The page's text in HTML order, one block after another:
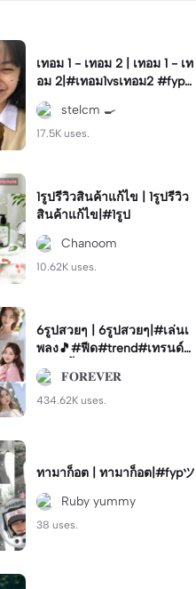
เทอม 1 - เทอม 2 | เทอม 1 - เท
อม 2|#เทอม1vsเทอม2 #fyp
#foryoupage #trend #xyzb
ca
stelcm 🍳
17.5K uses.
1รูปรีวิวสินค้าแก้ไข | 1รูปรีวิว
สินค้าแก้ไข|#1รูป
Chanoom
10.62K uses.
6รูปสวยๆ | 6รูปสวยๆ|#เล่นเ
พลง🎵#ฟีด#trend#เทรนด์ข
องวันนี้
𝐅𝐎𝐑𝐄𝐕𝐄𝐑
434.62K uses.
ทามาก็อต | ทามาก็อต|#fypツ⁠
Ruby yummy
38 uses.